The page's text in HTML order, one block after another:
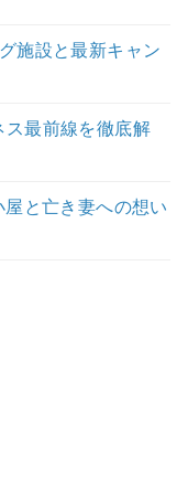
施設と最新キャン
最前線を徹底解
と亡き妻への想い